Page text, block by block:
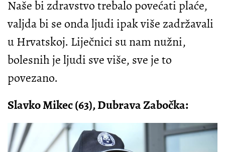
Naše bi zdravstvo trebalo povećati plaće,
valjda bi se onda ljudi ipak više zadržavali
u Hrvatskoj. Liječnici su nam nužni,
bolesnih je ljudi sve više, sve je to
povezano.
Slavko Mikec (63), Dubrava Zabočka: